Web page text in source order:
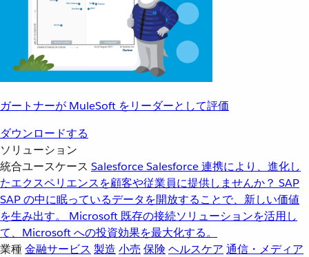
ガートナーが MuleSoft をリーダーとして評価
ダウンロードする
ソリューション
統合ユースケース SalesforceSalesforce 連携により、進化し
たエクスペリエンスを顧客や従業員に提供しませんか？ SAP
SAP の中に眠っているデータを開放することで、新しい価値
を生み出す。
Microsoft 既存の接続ソリューションを活用し
て、Microsoft への投資効果を最大化する。
業種金融サービス 製造 小売 保険 ヘルスケア 通信・メディア